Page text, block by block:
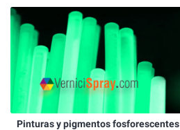
Pinturas y pigmentos fosforescentes